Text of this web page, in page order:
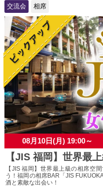
交流会 相席
08月10日(月) 19:00～
【JIS 福岡】世界最
【JIS 福岡】世界最上級の相席空
う！福岡の相席BAR「JIS
酒と素敵な出会い！